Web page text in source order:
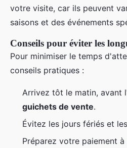
votre visite, car ils peuvent
saisons et des événements
Conseils pour éviter les
Pour minimiser le temps
conseils pratiques :
Arrivez tôt le matin, avant
guichets de vente.
Évitez les jours fériés et
Préparez votre paiement